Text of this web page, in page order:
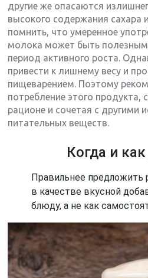
другие же опасаются
высокого содержания сахара
помнить, что умеренное
молока может быть
период активного роста.
привести к лишнему весу и
пищеварением. Поэтому
потребление этого продукта,
рационе и сочетая с другими
питательных веществ.
Когда и
Правильнее предложить
в качестве вкусной
блюду, а не как